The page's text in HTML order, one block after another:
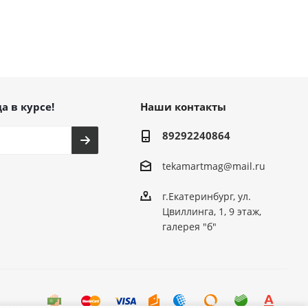
в курсе! Наши контакты
89292240864
tekamartmag@mail.ru
г.Екатеринбург, ул.
Цвиллинга, 1, 9 этаж,
галерея "б"